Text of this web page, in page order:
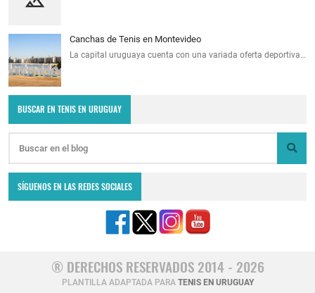
Canchas de Tenis en Montevideo
La capital uruguaya cuenta con una variada oferta deportiva…
BUSCAR EN TENIS EN URUGUAY
SÍGUENOS EN LAS REDES SOCIALES
® DERECHOS RESERVADOS 2014 - 2026
PLANTILLA ADAPTADA PARA TENIS EN URUGUAY